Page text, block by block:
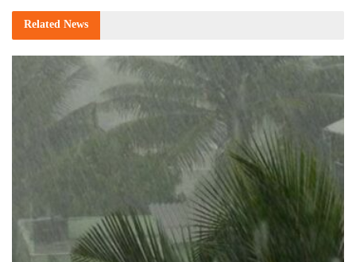
Related News